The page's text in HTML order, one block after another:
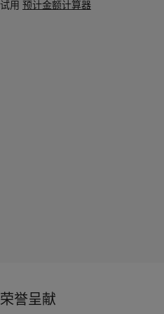
试用 预计金额计算器
荣誉呈献